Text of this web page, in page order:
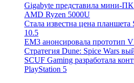
Gigabyte представила мини-
AMD Ryzen 5000U
Стала известна цена планшета
10.5
EM3 анонсировала прототип
Стратегия Dune: Spice Wars
SCUF Gaming разработала
PlayStation 5